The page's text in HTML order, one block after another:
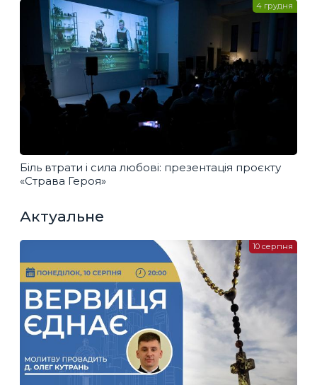
Біль втрати і сила любові: презентація проєкту
«Страва Героя»
4 грудня
Актуальне
10 серпня